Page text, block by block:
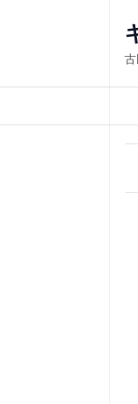
ス
キ